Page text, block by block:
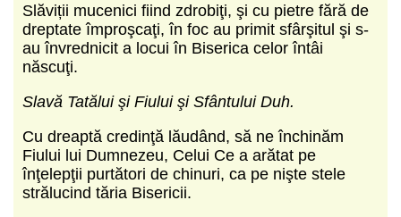
Slăviții mucenici fiind zdrobiţi, şi cu pietre fără de
dreptate împroşcaţi, în foc au primit sfârşitul şi s-
au învrednicit a locui în Biserica celor întâi
născuţi.
Slavă Tatălui şi Fiului şi Sfântului Duh.
Cu dreaptă credinţă lăudând, să ne închinăm
Fiului lui Dumnezeu, Celui Ce a arătat pe
înţelepţii purtători de chinuri, ca pe nişte stele
strălucind tăria Bisericii.